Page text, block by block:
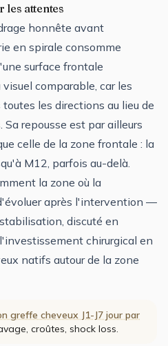
les attentes
honnête avant
en spirale consomme
surface frontale
comparable, car les
les directions au lieu de
Sa repousse est par ailleurs
celle de la zone frontale : la
M12, parfois au-delà.
la zone où la
après l'intervention —
discuté en
chirurgical en
natifs autour de la zone
greffe cheveux J1-J7 jour par
croûtes, shock loss.